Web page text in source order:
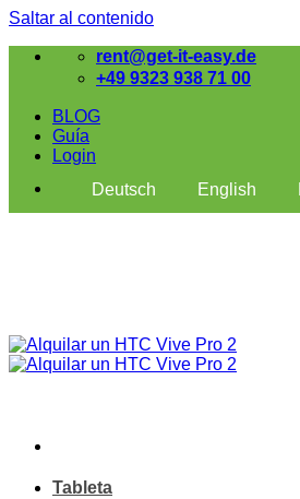
Saltar al contenido
rent@get-it-easy.de
+49 9323 938 71 00
BLOG
Guía
Login
Deutsch
English
Tableta